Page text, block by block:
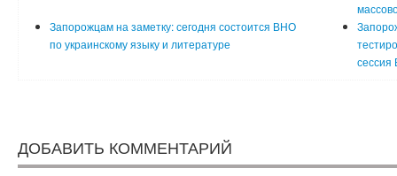
Запорожцам на заметку: сегодня состоится ВНО
по украинскому языку и литературе
ДОБАВИТЬ КОММЕНТАРИЙ